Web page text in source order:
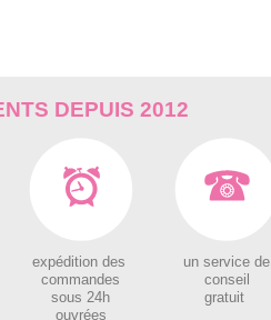
DEPUIS 2012
expédition des
commandes
sous 24h
ouvrées
un service de
conseil
gratuit